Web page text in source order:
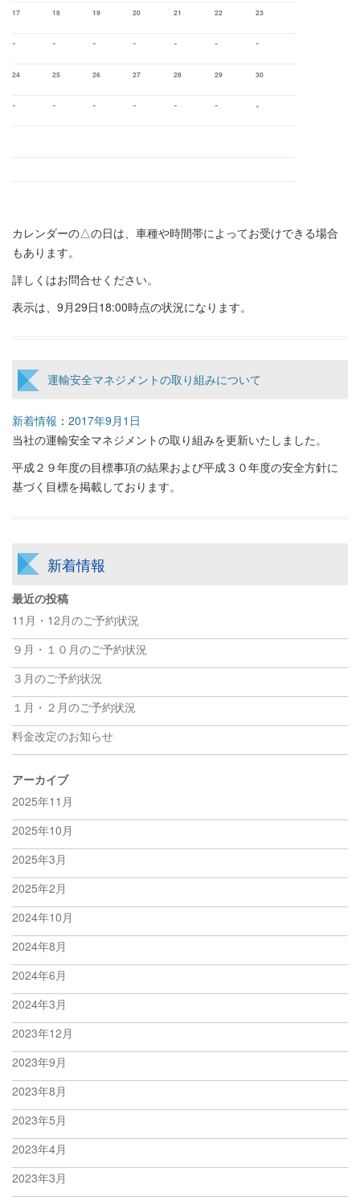
17 18 19 20 21 22 23
ｰ ｰ ｰ ｰ ｰ ｰ ｰ
24 25 26 27 28 29 30
ｰ ｰ ｰ ｰ ｰ ｰ ×
カレンダーの△の日は、車種や時間帯によってお受けできる場合
もあります。
詳しくはお問合せください。
表示は、9月29日18:00時点の状況になります。
運輸安全マネジメントの取り組みについて
新着情報 ： 2017年9月1日
当社の運輸安全マネジメントの取り組みを更新いたしました。
平成２９年度の目標事項の結果および平成３０年度の安全方針に
基づく目標を掲載しております。
新着情報
最近の投稿
11月・12月のご予約状況
９月・１０月のご予約状況
３月のご予約状況
１月・２月のご予約状況
料金改定のお知らせ
アーカイブ
2025年11月
2025年10月
2025年3月
2025年2月
2024年10月
2024年8月
2024年6月
2024年3月
2023年12月
2023年9月
2023年8月
2023年5月
2023年4月
2023年3月